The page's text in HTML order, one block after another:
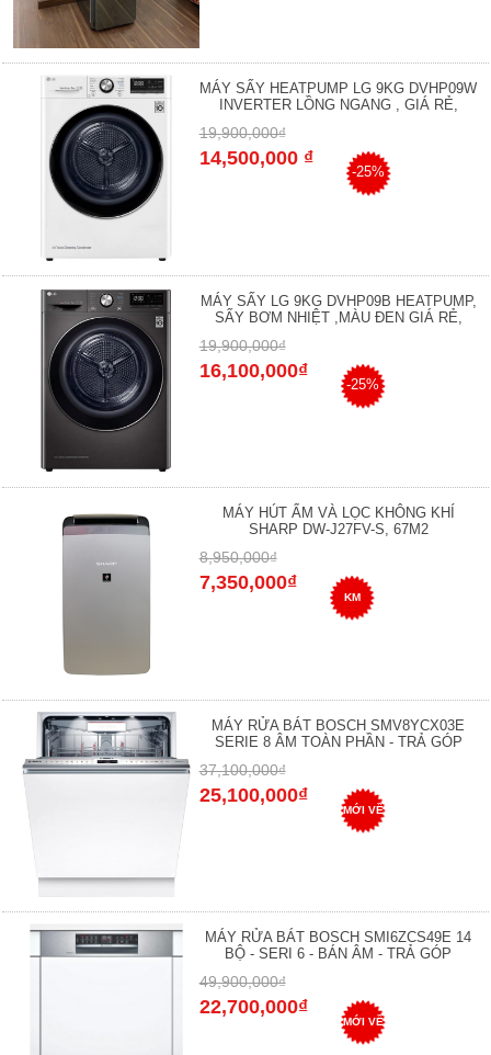
MÁY SẤY HEATPUMP LG 9KG DVHP09W
INVERTER LỒNG NGANG , GIÁ RẺ,
19,900,000₫
14,500,000 ₫
-25%
MÁY SẤY LG 9KG DVHP09B HEATPUMP,
SẤY BƠM NHIỆT ,MÀU ĐEN GIÁ RẺ,
19,900,000₫
16,100,000₫
-25%
MÁY HÚT ẨM VÀ LỌC KHÔNG KHÍ
SHARP DW-J27FV-S, 67M2
8,950,000₫
7,350,000₫
KM
MÁY RỬA BÁT BOSCH SMV8YCX03E
SERIE 8 ÂM TOÀN PHẦN - TRẢ GÓP
37,100,000₫
25,100,000₫
MỚI VỀ
MÁY RỬA BÁT BOSCH SMI6ZCS49E 14
BỘ - SERI 6 - BÁN ÂM - TRẢ GÓP
49,900,000₫
22,700,000₫
MỚI VỀ